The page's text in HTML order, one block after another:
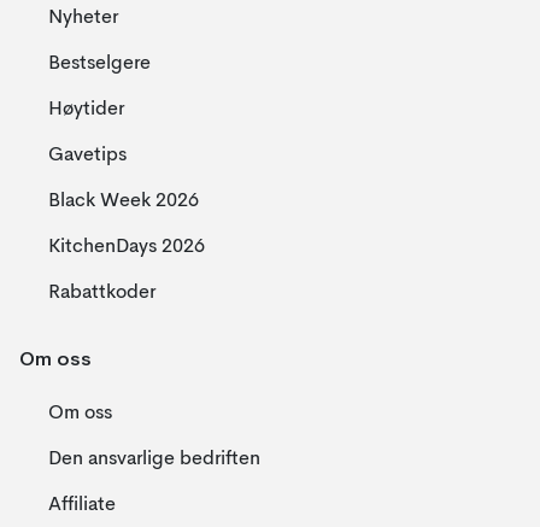
Nyheter
Bestselgere
Høytider
Gavetips
Black Week 2026
KitchenDays 2026
Rabattkoder
Om oss
Om oss
Den ansvarlige bedriften
Affiliate